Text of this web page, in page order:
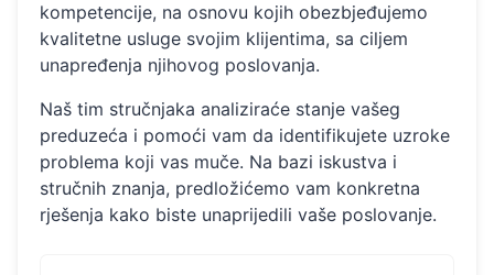
kompetencije, na osnovu kojih obezbjeđujemo
kvalitetne usluge svojim klijentima, sa ciljem
unapređenja njihovog poslovanja.
Naš tim stručnjaka analiziraće stanje vašeg
preduzeća i pomoći vam da identifikujete uzroke
problema koji vas muče. Na bazi iskustva i
stručnih znanja, predložićemo vam konkretna
rješenja kako biste unaprijedili vaše poslovanje.